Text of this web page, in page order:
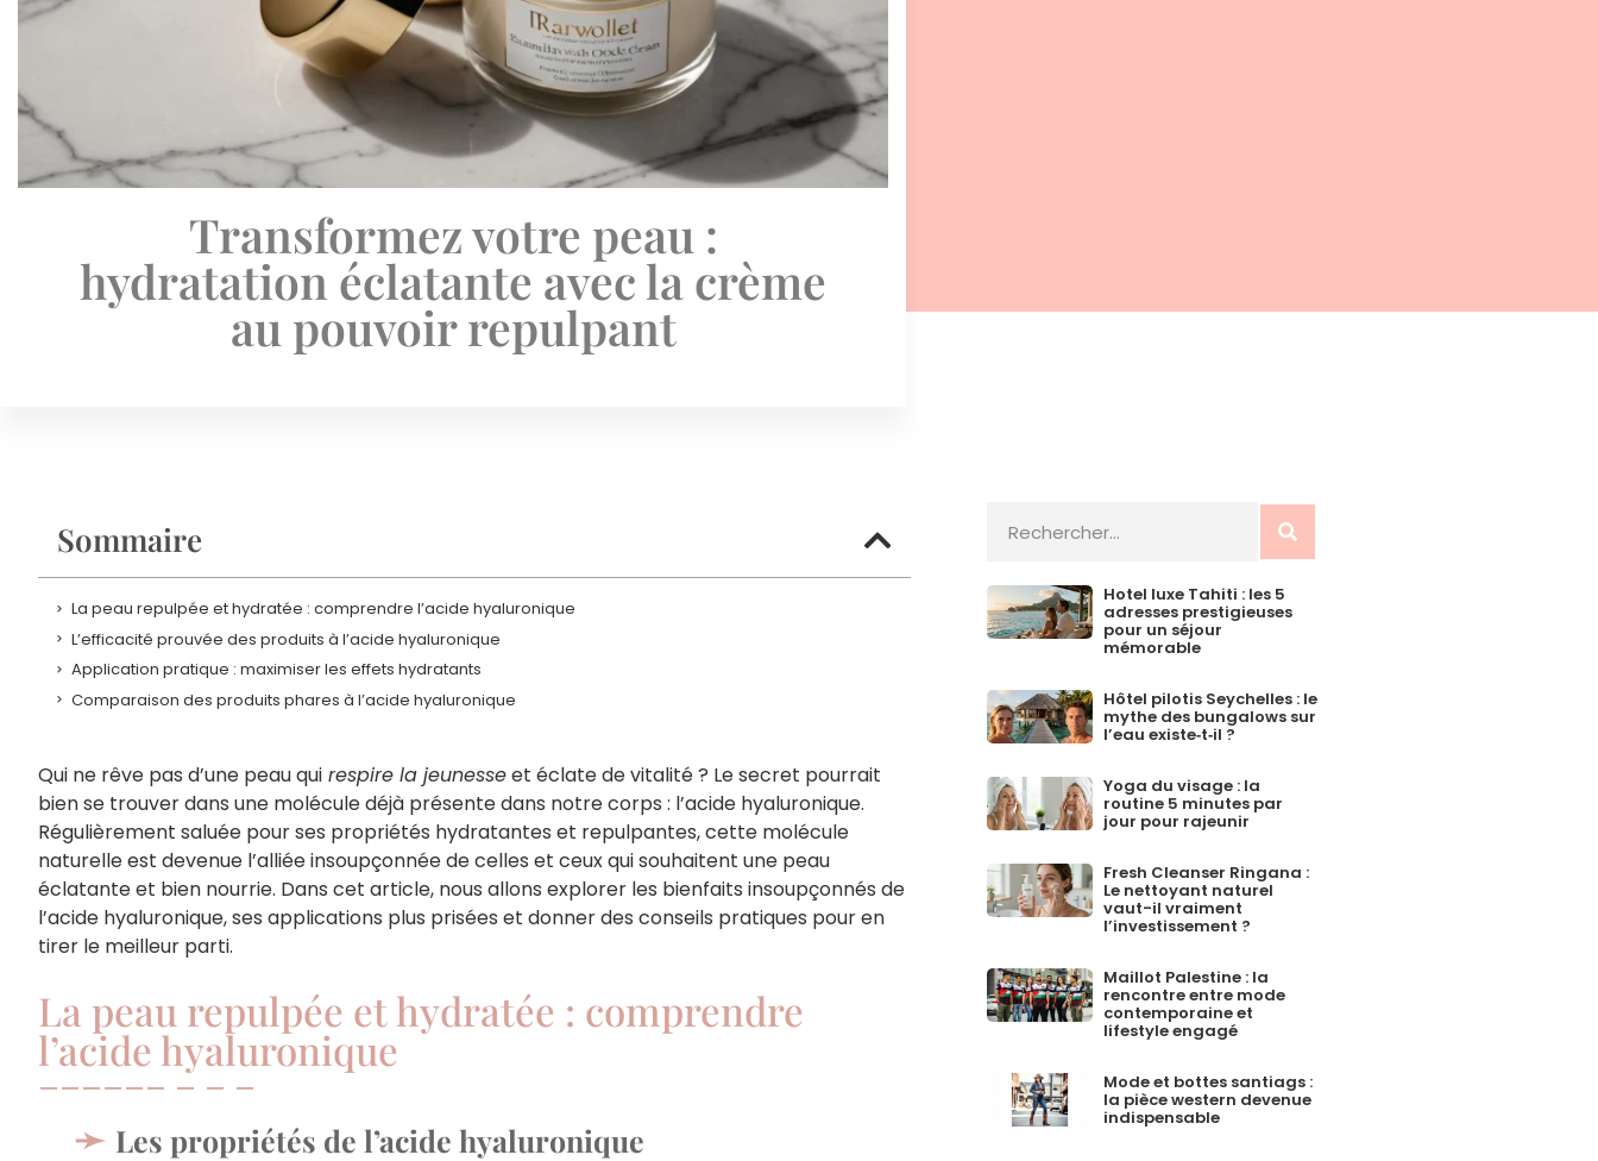
Transformez votre peau :
hydratation éclatante avec la crème
au pouvoir repulpant
Sommaire
La peau repulpée et hydratée : comprendre l’acide hyaluronique
L’efficacité prouvée des produits à l’acide hyaluronique
Application pratique : maximiser les effets hydratants
Comparaison des produits phares à l’acide hyaluronique
Qui ne rêve pas d’une peau qui respire la jeunesseet éclate de vitalité ? Le secret pourrait
bien se trouver dans une molécule déjà présente dans notre corps : l’acide hyaluronique.
Régulièrement saluée pour ses propriétés hydratantes et repulpantes, cette molécule
naturelle est devenue l’alliée insoupçonnée de celles et ceux qui souhaitent une peau
éclatante et bien nourrie. Dans cet article, nous allons explorer les bienfaits insoupçonnés de
l’acide hyaluronique, ses applications plus prisées et donner des conseils pratiques pour en
tirer le meilleur parti.
La peau repulpée et hydratée : comprendre
l’acide hyaluronique
Les propriétés de l’acide hyaluronique
Hotel luxe Tahiti : les 5
adresses prestigieuses
pour un séjour
mémorable
Hôtel pilotis Seychelles : le
mythe des bungalows sur
l’eau existe‑t‑il ?
Yoga du visage : la
routine 5 minutes par
jour pour rajeunir
Fresh Cleanser Ringana :
Le nettoyant naturel
vaut-il vraiment
l’investissement ?
Maillot Palestine : la
rencontre entre mode
contemporaine et
lifestyle engagé
Mode et bottes santiags :
la pièce western devenue
indispensable